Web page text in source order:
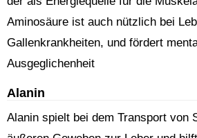
Aminosäure ist auch nützlich bei
Gallenkrankheiten, und fördert
Ausgeglichenheit
Alanin
Alanin spielt bei dem Transport von